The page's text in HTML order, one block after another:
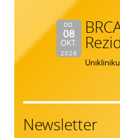
DO.
08
OKT.
2026
Newsletter